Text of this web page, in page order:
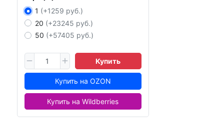
1 (+1259 руб.)
20 (+23245 руб.)
50 (+57405 руб.)
Купить
Купить на OZON
Купить на Wildberries